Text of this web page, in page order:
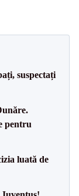
suspectați
pentru
luată de